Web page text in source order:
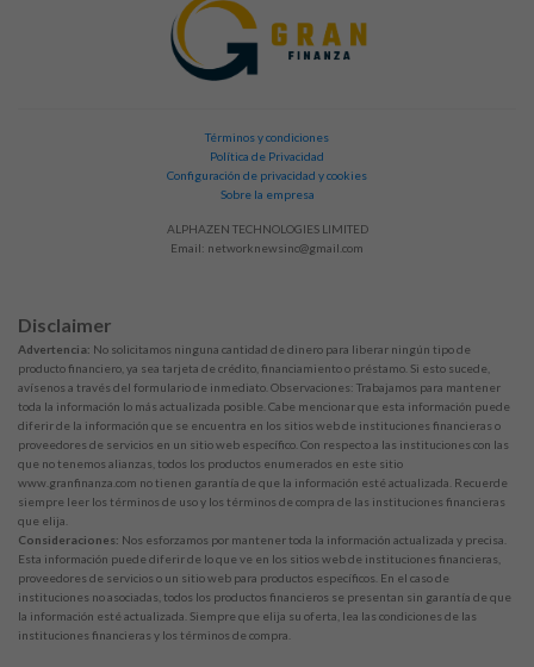
Términos y condiciones
Política de Privacidad
Configuración de privacidad y cookies
Sobre la empresa
ALPHAZEN TECHNOLOGIES LIMITED
Email: networknewsinc@gmail.com
Disclaimer
Advertencia: No solicitamos ninguna cantidad de dinero para liberar ningún tipo de
producto financiero, ya sea tarjeta de crédito, financiamiento o préstamo. Si esto sucede,
avísenos a través del formulario de inmediato. Observaciones: Trabajamos para mantener
toda la información lo más actualizada posible. Cabe mencionar que esta información puede
diferir de la información que se encuentra en los sitios web de instituciones financieras o
proveedores de servicios en un sitio web específico. Con respecto a las instituciones con las
que no tenemos alianzas, todos los productos enumerados en este sitio
www.granfinanza.com no tienen garantía de que la información esté actualizada. Recuerde
siempre leer los términos de uso y los términos de compra de las instituciones financieras
que elija.
Consideraciones: Nos esforzamos por mantener toda la información actualizada y precisa.
Esta información puede diferir de lo que ve en los sitios web de instituciones financieras,
proveedores de servicios o un sitio web para productos específicos. En el caso de
instituciones no asociadas, todos los productos financieros se presentan sin garantía de que
la información esté actualizada. Siempre que elija su oferta, lea las condiciones de las
instituciones financieras y los términos de compra.